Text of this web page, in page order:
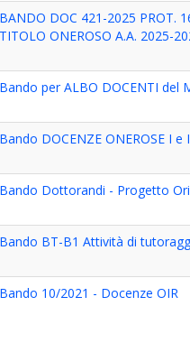
BANDO DOC 421-2025 PROT.
TITOLO ONEROSO A.A. 2025-
Bando per ALBO DOCENTI del
Bando DOCENZE ONEROSE I
Bando Dottorandi - Progetto
Bando BT-B1 Attività di
Bando 10/2021 - Docenze OIR